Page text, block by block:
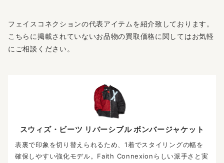
フェイスコネクションの代表アイテムを紹介致しております。
こちらに掲載されていないお品物の買取価格に関してはお気軽
にご相談ください。
スウィズ・ビーツ リバーシブル ボンバージャケット
表裏で印象を切り替えられるため、1着でスタイリングの幅を
確保しやすい強化モデル。Faith Connexionらしい派手さと実